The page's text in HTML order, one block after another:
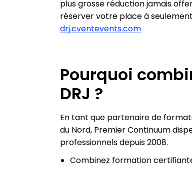
plus grosse réduction jamais
réserver votre place à seulement
drj.cventevents.com
Pourquoi
DRJ ?
En tant que partenaire de
du Nord, Premier Continuum
professionnels depuis 2008.
Combinez formation